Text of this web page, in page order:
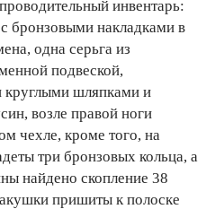
инвентарь:
бронзовыми накладками в
одна серьга из
подвеской,
круглыми шляпками и
возле правой ноги
чехле, кроме того, на
три бронзовых кольца, а
найдено скопление 38
пришиты к полоске